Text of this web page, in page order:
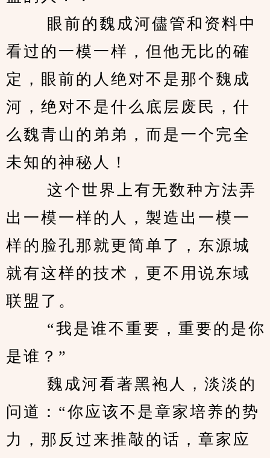
眼前的魏成河儘管和资料中
看过的一模一样，但他无比的確
定，眼前的人绝对不是那个魏成
河，绝对不是什么底层废民，什
么魏青山的弟弟，而是一个完全
未知的神秘人！
这个世界上有无数种方法弄
出一模一样的人，製造出一模一
样的脸孔那就更简单了，东源城
就有这样的技术，更不用说东域
联盟了。
“我是谁不重要，重要的是你
是谁？”
魏成河看著黑袍人，淡淡的
问道：“你应该不是章家培养的势
力，那反过来推敲的话，章家应